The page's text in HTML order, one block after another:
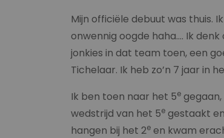
Mijn officiële debuut was thuis.
onwennig oogde haha…. Ik
jonkies in dat team toen, een
Tichelaar. Ik heb zo’n 7 jaar
Ik ben toen naar het 5e
wedstrijd van het 5e gestaakt
hangen bij het 2e en kwam